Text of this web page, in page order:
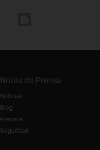
Notas de Prensa
Noticias
Blog
Premios
Seguridad